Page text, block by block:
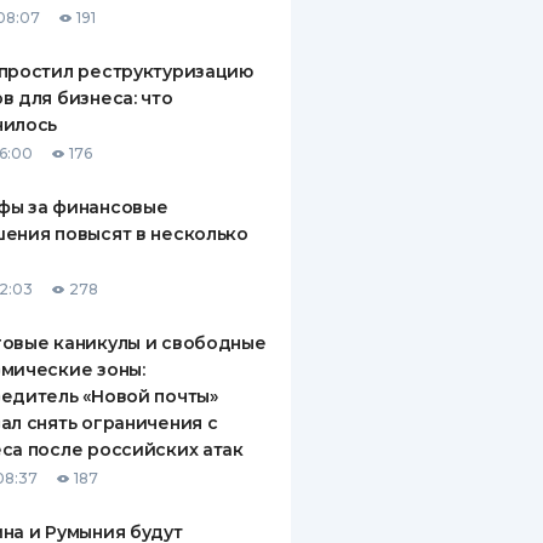
ПОЛИСЫ
КОМПАНИИ
О СТРАХОВЫХ
191
реструктуризацию
для бизнеса: что
176
за финансовые
повысят в несколько
278
каникулы и свободные
зоны:
«Новой почты»
снять ограничения с
после российских атак
187
и Румыния будут